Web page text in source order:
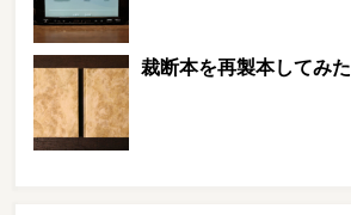
裁断本を再製本してみた